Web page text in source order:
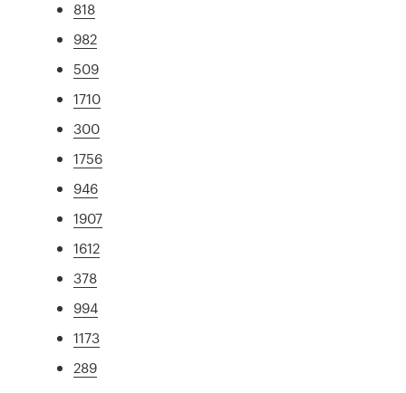
818
982
509
1710
300
1756
946
1907
1612
378
994
1173
289